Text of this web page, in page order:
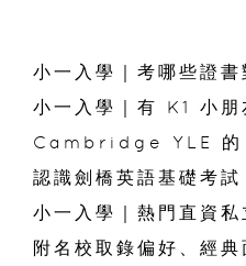
小一入學｜考哪些證書
小一入學｜有 K1 小朋
Cambridge YLE 的
認識劍橋英語基礎考試
小一入學｜熱門直資
附名校取錄偏好、經